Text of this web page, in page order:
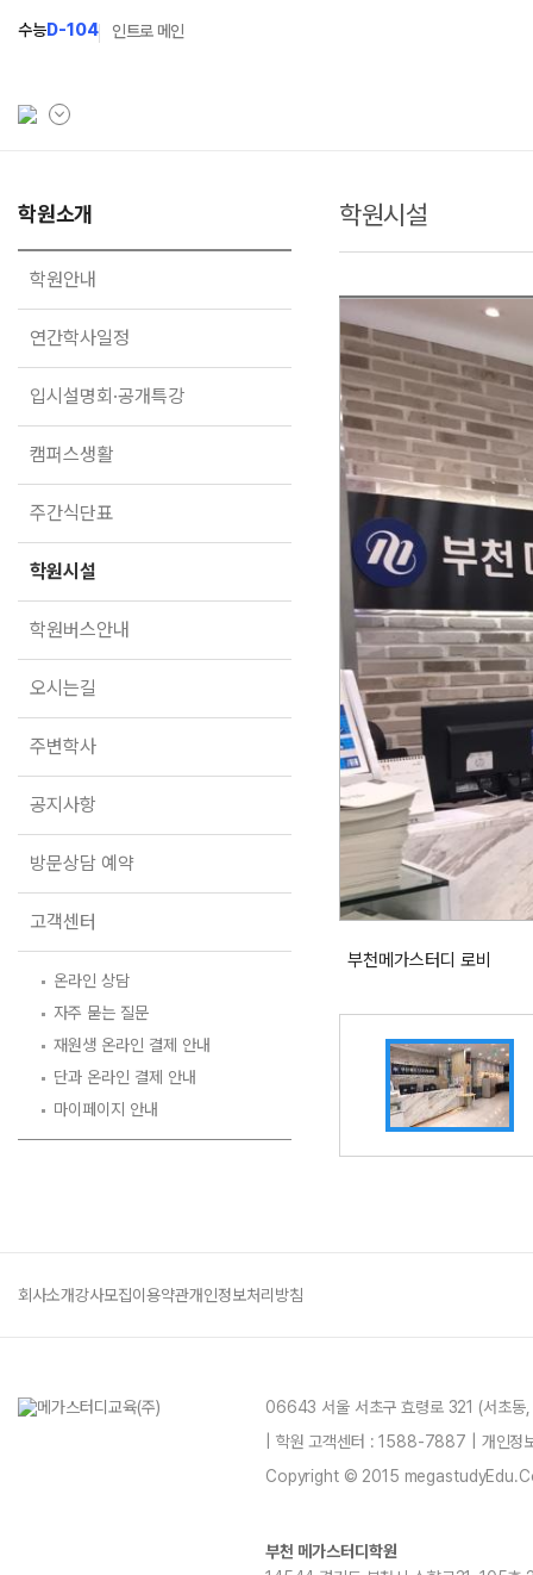
수능D-104 인트로 메인
학원소개
학원안내
연간학사일정
캠퍼스생활
주간식단표
학원시설
학원버스안내
오시는길
주변학사
공지사항
방문상담 예약
온라인 상담
자주 묻는 질문
재원생 온라인 결제 안내
단과 온라인 결제 안내
마이페이지 안내
N Class
2027 반수반
2027 파이널 정규반
2027 N수 예체능반
2027 N수 정규반
학원소개
학원안내
연간학사일정
입시설명회·공개특강
캠퍼스생활
주간식단표
학원시설
학원버스안내
오시는길
주변학사
공지사항
방문상담 예약
고객센터
온라인 상담
자주 묻는 질문
재원생 온라인 결제 안내
단과 온라인 결제 안내
마이페이지 안내
학원시설
부천메가스터디 로비
회사소개강사모집이용약관개인정보처리방침
06643 서울 서초구 효령로 321 (서초
| 학원 고객센터 : 1588-7887 | 개인
Copyright © 2015
부천 메가스터디학원